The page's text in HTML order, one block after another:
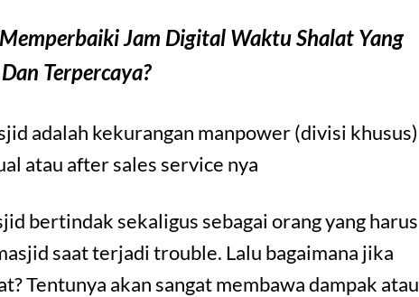
Jam Digital Waktu Shalat Yang
Terpercaya?
adalah kekurangan manpower (divisi khusus)
atau after sales service nya
bertindak sekaligus sebagai orang yang harus
saat terjadi trouble. Lalu bagaimana jika
Tentunya akan sangat membawa dampak atau